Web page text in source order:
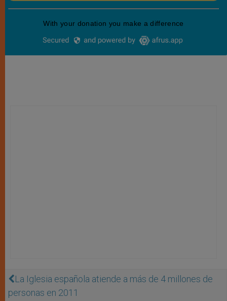
La Iglesia española atiende a más de 4 millones de
personas en 2011